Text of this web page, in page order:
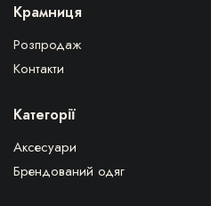
Крамниця
Розпродаж
Контакти
Категорії
Аксесуари
Брендований одяг